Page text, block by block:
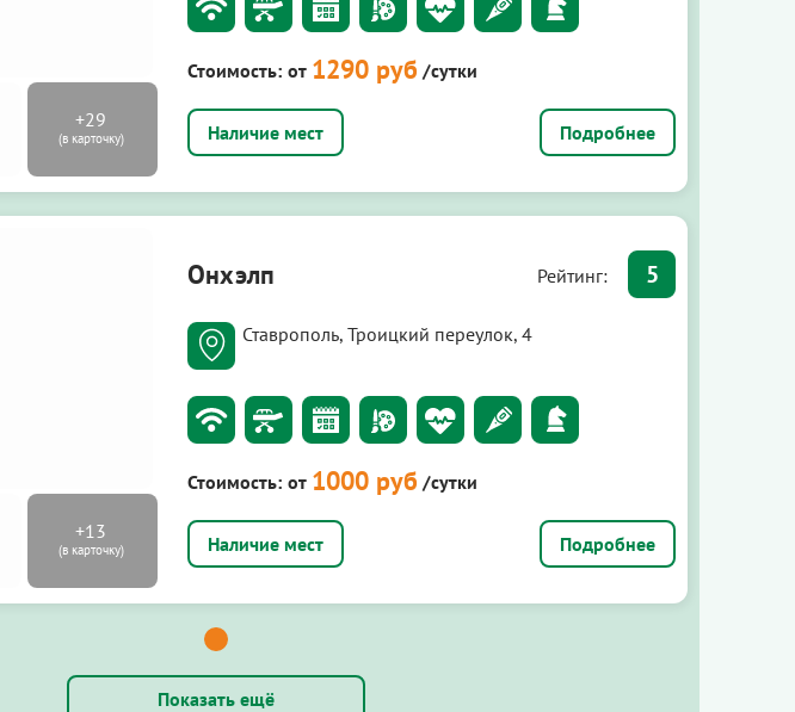
Стоимость: от 1290 руб /сутки
Подробнее
Онхэлп Рейтинг: 5
Ставрополь, Троицкий переулок, 4
Стоимость: от 1000 руб /сутки
Подробнее
Показать ещё